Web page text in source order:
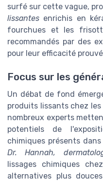
surfé sur cette vague,
lissantes enrichis en
fourchues et les
recommandés par des
pour leur efficacité
Focus sur les
Un débat de fond
produits lissants chez les
nombreux experts
potentiels de
chimiques présents
Dr. Hannah,
lissages chimiques
alternatives plus